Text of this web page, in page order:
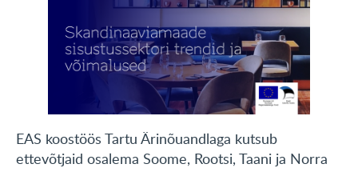
EAS koostöös Tartu Ärinõuandlaga kutsub
ettevõtjaid osalema Soome, Rootsi, Taani ja Norra